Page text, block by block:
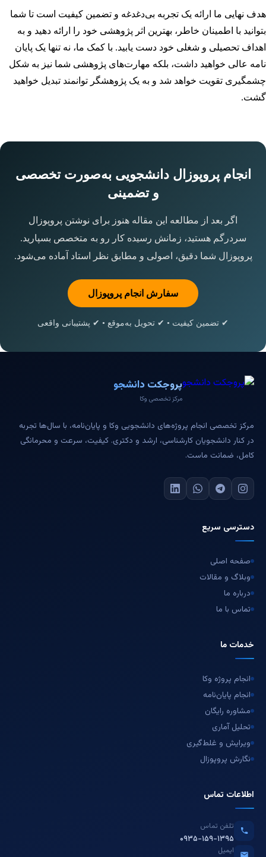
هدف نهایی ما ارائه یک تجربه بی‌دغدغه و تضمین کیفیت است تا شما
بتوانید با اطمینان خاطر، بهترین اثر پژوهشی خود را ارائه دهید و به
اهداف تحصیلی و شغلی خود دست یابید. با کمک ما، نه تنها یک پایان
نامه عالی خواهید داشت، بلکه مهارت‌های پژوهشی شما نیز به شکل
چشمگیری تقویت خواهد شد و به یک پژوهشگر توانمند تبدیل خواهید
گشت.
انجام پروپوزال دانشجویی به‌صورت تخصصی
و تضمینی
اگر بعد از مطالعه این مقاله هنوز برای نوشتن پروپوزال
سردرگم هستید، زمانش رسیده کار رو به متخصص بسپارید.
پروپوزال شما دقیق، اصولی و مطابق نظر استاد آماده می‌شود.
سفارش انجام پروپوزال
✔ تضمین کیفیت • ✔ تحویل به‌موقع • ✔ پشتیبانی واقعی
پروجکت دانشجو
مرکز تخصصی وکا
مرکز تخصصی انجام پروژه‌های دانشجویی وکا و پایان‌نامه، با سال‌ها تجربه
در کنار دانشجویان کارشناسی، ارشد و دکتری. کیفیت، سرعت و محرمانگی
کامل، ضمانت ماست.
دسترسی سریع
صفحه اصلی
وبلاگ و مقالات
درباره ما
تماس با ما
خدمات ما
انجام پروژه وکا
انجام پایان‌نامه
مشاوره رایگان
تحلیل آماری
ویرایش و غلط‌گیری
نگارش پروپوزال
اطلاعات تماس
تلفن تماس
۰۹۳۵-۱۵۹-۱۳۹۵
ایمیل